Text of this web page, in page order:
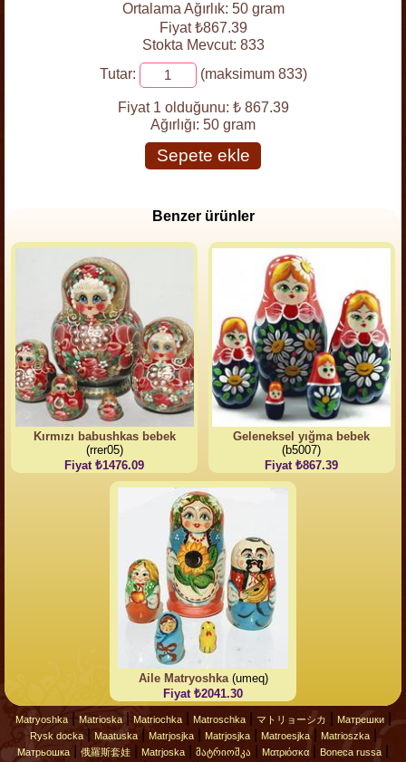
Ortalama Ağırlık: 50 gram
Fiyat ₺867.39
Stokta Mevcut: 833
Tutar:
(maksimum 833)
Fiyat 1 olduğunu: ₺ 867.39
Ağırlığı: 50 gram
Sepete ekle
Benzer ürünler
Kırmızı babushkas bebek
(rrer05)
Fiyat ₺1476.09
Geleneksel yığma bebek
(b5007)
Fiyat ₺867.39
Aile Matryoshka(umeq)
Fiyat ₺2041.30
Matryoshka| Matrioska| Matriochka| Matroschka| マトリョーシカ Матрешки|
Rysk docka| Maatuska| Matrjosjka| Matrjosjka| Matroesjka| Matrioszka|
Матрьошка 俄羅斯套娃 Matrjoska მატრიოშკა Ματριόσκα Boneca russa